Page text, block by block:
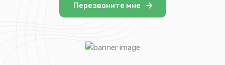
Перезвоните мне